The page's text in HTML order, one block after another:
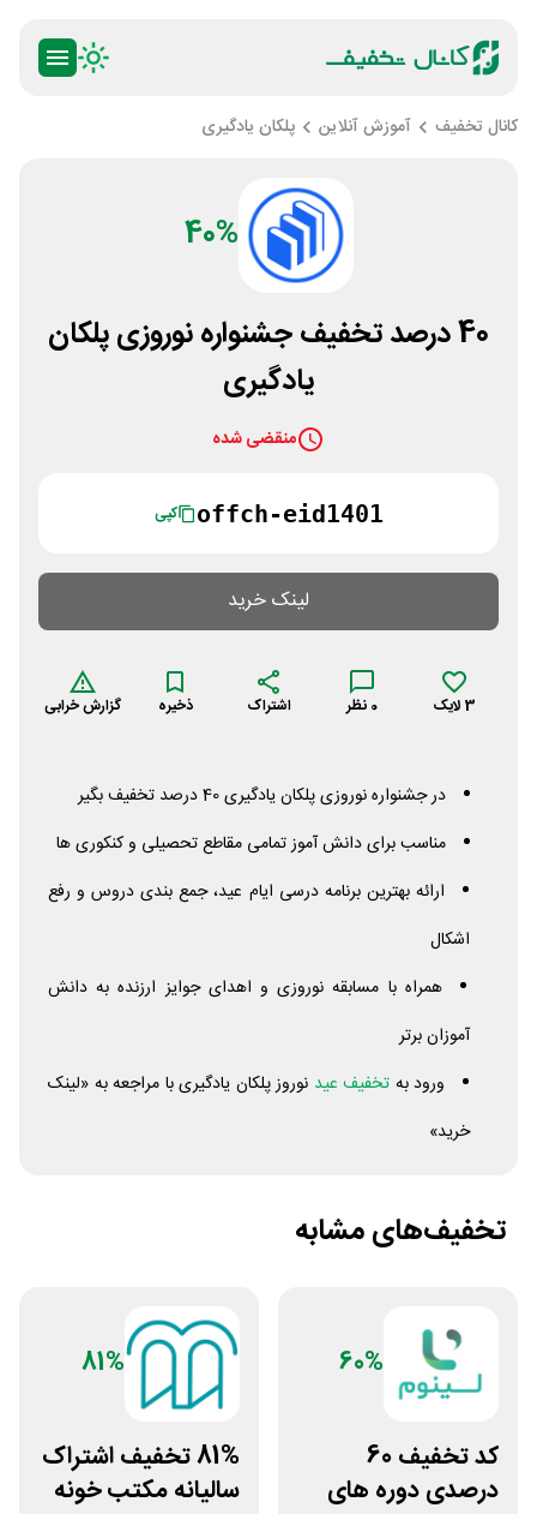
کانال تخفیف آموزش آنلاین پلکان یادگیری
40%
40 درصد تخفیف جشنواره نوروزی پلکان
یادگیری
منقضی شده
offch-eid1401 کپی
لینک خرید
3 لایک 0 نظر اشتراک ذخیره گزارش خرابی
در جشنواره نوروزی پلکان یادگیری 40 درصد تخفیف بگیر
مناسب برای دانش آموز تمامی مقاطع تحصیلی و کنکوری ها
ارائه بهترین برنامه درسی ایام عید، جمع بندی دروس و رفع
اشکال
همراه با مسابقه نوروزی و اهدای جوایز ارزنده به دانش
آموزان برتر
ورود به تخفیف عید نوروز پلکان یادگیری با مراجعه به «لینک
خرید»
تخفیف‌های مشابه
60%
کد تخفیف 60
درصدی دوره های
81%
81% تخفیف اشتراک
سالیانه مکتب خونه